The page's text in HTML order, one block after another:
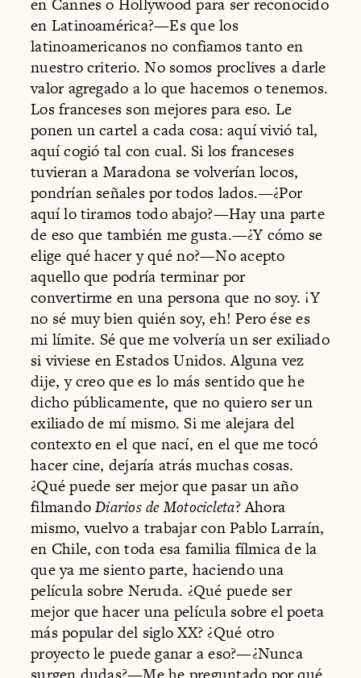
en Cannes o Hollywood para ser reconocido
en Latinoamérica?—Es que los
latinoamericanos no confiamos tanto en
nuestro criterio. No somos proclives a darle
valor agregado a lo que hacemos o tenemos.
Los franceses son mejores para eso. Le
ponen un cartel a cada cosa: aquí vivió tal,
aquí cogió tal con cual. Si los franceses
tuvieran a Maradona se volverían locos,
pondrían señales por todos lados.—¿Por
aquí lo tiramos todo abajo?—Hay una parte
de eso que también me gusta.—¿Y cómo se
elige qué hacer y qué no?—No acepto
aquello que podría terminar por
convertirme en una persona que no soy. ¡Y
no sé muy bien quién soy, eh! Pero ése es
mi límite. Sé que me volvería un ser exiliado
si viviese en Estados Unidos. Alguna vez
dije, y creo que es lo más sentido que he
dicho públicamente, que no quiero ser un
exiliado de mí mismo. Si me alejara del
contexto en el que nací, en el que me tocó
hacer cine, dejaría atrás muchas cosas.
¿Qué puede ser mejor que pasar un año
filmandoDiarios de Motocicleta? Ahora
mismo, vuelvo a trabajar con Pablo Larraín,
en Chile, con toda esa familia fílmica de la
que ya me siento parte, haciendo una
película sobre Neruda. ¿Qué puede ser
mejor que hacer una película sobre el poeta
más popular del siglo XX? ¿Qué otro
proyecto le puede ganar a eso?—¿Nunca